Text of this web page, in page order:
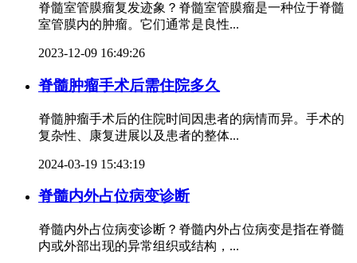
脊髓室管膜瘤复发迹象？脊髓室管膜瘤是一种位于脊髓
室管膜内的肿瘤。它们通常是良性...
2023-12-09 16:49:26
脊髓肿瘤手术后需住院多久
脊髓肿瘤手术后的住院时间因患者的病情而异。手术的
复杂性、康复进展以及患者的整体...
2024-03-19 15:43:19
脊髓内外占位病变诊断
脊髓内外占位病变诊断？脊髓内外占位病变是指在脊髓
内或外部出现的异常组织或结构，...